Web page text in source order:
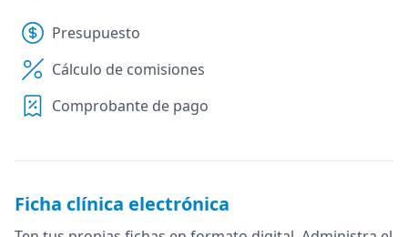
Presupuesto
Cálculo de comisiones
Comprobante de pago
Ficha clínica electrónica